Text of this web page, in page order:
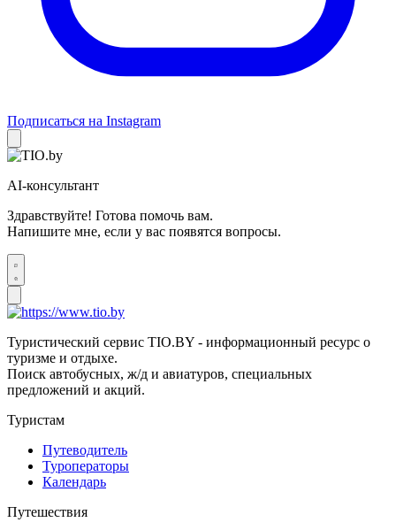
Подписаться на Instagram
AI-консультант
Здравствуйте! Готова помочь вам.
Напишите мне, если у вас появятся вопросы.
Туристический сервис TIO.BY - информационный ресурс о
туризме и отдыхе.
Поиск автобусных, ж/д и авиатуров, специальных
предложений и акций.
Туристам
Путеводитель
Туроператоры
Календарь
Путешествия